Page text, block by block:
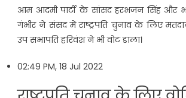
आम आदमी पार्टी के सांसद हरभजन सिंह और
गंभीर ने संसद में राष्ट्रपति चुनाव के लिए
उप सभापति हरिवंश ने भी वोट डाला।
02:49 PM, 18 Jul 2022